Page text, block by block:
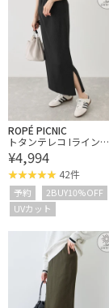
ROPÉ PICNIC
トタンテレコ Iラインリ
ブニットスカート
¥4,994
42件
予約
2BUY10%OFF
UVカット